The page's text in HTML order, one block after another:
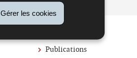
Gérer les cookies
Publications